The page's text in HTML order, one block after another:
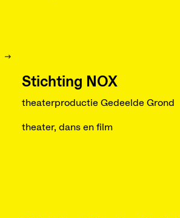
Stichting NOX
theaterproductie Gedeelde Grond
theater, dans en film